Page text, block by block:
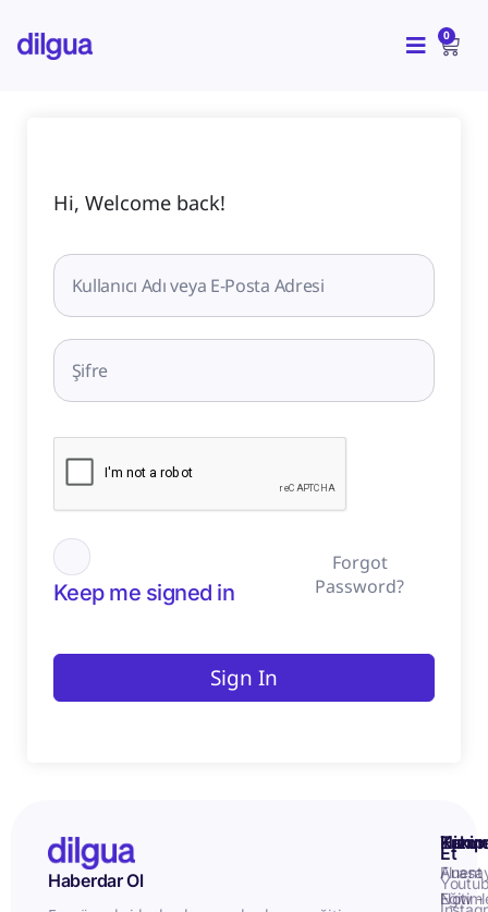
atla
0
Hi, Welcome back!
Keep me signed in
Forgot
Password?
Sign In
Haberdar Ol
Fluent
Now -
Takip
Et